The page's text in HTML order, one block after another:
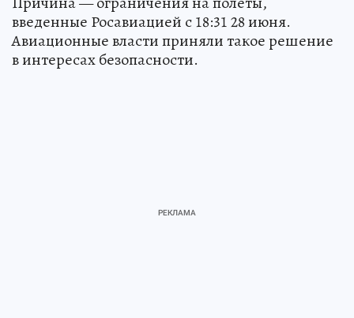
введенные Росавиацией с 18:31 28 июня.
Авиационные власти приняли такое решение
в интересах безопасности.